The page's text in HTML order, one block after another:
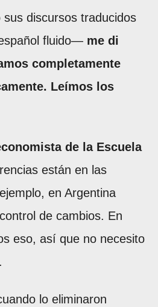
sus discursos traducidos
fluido— me di
completamente
Leímos los
de la Escuela
están en las
en Argentina
de cambios. En
eso, así que no necesito
lo eliminaron